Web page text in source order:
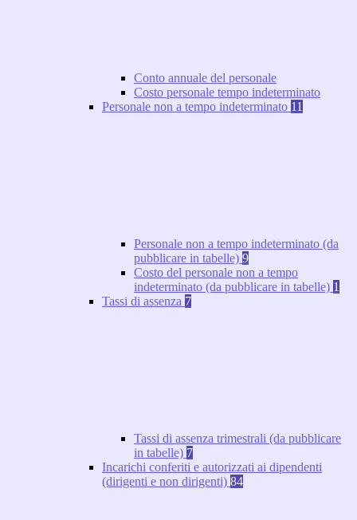
Conto annuale del personale
Costo personale tempo indeterminato
Personale non a tempo indeterminato 11
Personale non a tempo indeterminato (da
pubblicare in tabelle) 9
Costo del personale non a tempo
indeterminato (da pubblicare in tabelle) 1
Tassi di assenza 7
Tassi di assenza trimestrali (da pubblicare
in tabelle) 7
Incarichi conferiti e autorizzati ai dipendenti
(dirigenti e non dirigenti) 84